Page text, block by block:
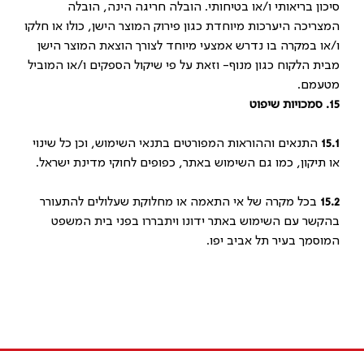
סיכון בריאותי ו/או בטיחותי. הובלה חריגה הינה, הובלה
המצריכה היערכות מיוחדת כגון פירוק המוצר הישן, כולו או חלקו
ו/או במקרה בו נדרש אמצעי מיוחד לצורך הוצאת המוצר הישן
מבית הלקוח כגון מנוף- וזאת על פי שיקול הספקים ו/או המוביל
מטעמם.
15. סמכויות שיפוט
15.1 התנאים וההוראות המפורטים בתנאי השימוש, וכן כל שינוי
או תיקון, כמו גם השימוש באתר, כפופים לחוקי מדינת ישראל.
15.2 בכל מקרה של אי התאמה או מחלוקת שעלולים להתעורר
בהקשר עם השימוש באתר ידונו ויתבררו בפני בית המשפט
המוסמך בעיר תל אביב יפו.